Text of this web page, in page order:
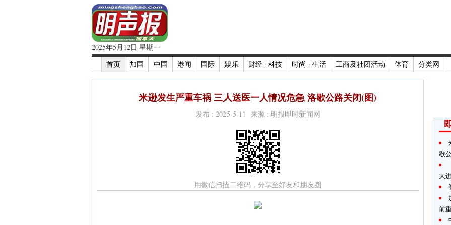
2025年5月12日 星期一
首页
加国 中国 港闻 国际 娱乐 财经 · 科技 时尚 · 生活 工商及社团活动 体育 分类网
米逊发生严重车祸 三人送医一人情况危急 洛歇公路关闭(图)
发布 : 2025-5-11 来源 : 明报即时新闻网
用微信扫描二维码，分享至好友和朋友圈
歇
大
前